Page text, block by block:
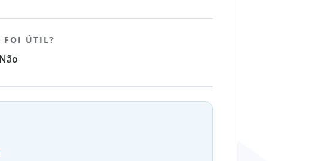
FOI ÚTIL?
Não